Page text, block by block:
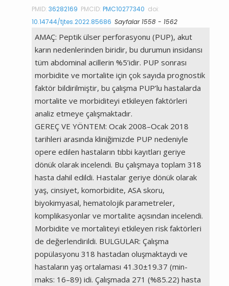
PMID:36282169 PMCID:PMC10277340 doi:
10.14744/tjtes.2022.85686 Sayfalar 1558 - 1562
AMAÇ: Peptik ülser perforasyonu (PUP), akut
karın nedenlerinden biridir, bu durumun insidansı
tüm abdominal acillerin %5’idir. PUP sonrası
morbidite ve mortalite için çok sayıda prognostik
faktör bildirilmiştir, bu çalışma PUP’lu hastalarda
mortalite ve morbiditeyi etkileyen faktörleri
analiz etmeye çalışmaktadır.
GEREÇ VE YÖNTEM: Ocak 2008–Ocak 2018
tarihleri arasında kliniğimizde PUP nedeniyle
opere edilen hastaların tıbbi kayıtları geriye
dönük olarak incelendi. Bu çalışmaya toplam 318
hasta dahil edildi. Hastalar geriye dönük olarak
yaş, cinsiyet, komorbidite, ASA skoru,
biyokimyasal, hematolojik parametreler,
komplikasyonlar ve mortalite açısından incelendi.
Morbidite ve mortaliteyi etkileyen risk faktörleri
de değerlendirildi. BULGULAR: Çalışma
popülasyonu 318 hastadan oluşmaktaydı ve
hastaların yaş ortalaması 41.30±19.37 (min-
maks: 16–89) idi. Çalışmada 271 (%85.22) hasta